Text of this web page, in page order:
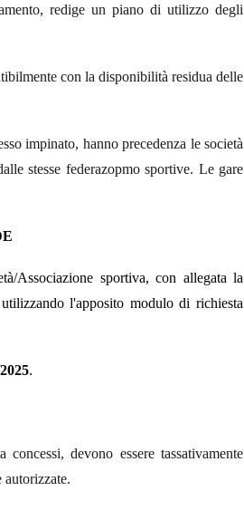
redige un piano di utilizzo degli
con la disponibilità residua delle
impinato, hanno precedenza le società
stesse federazopmo sportive. Le gare
Associazione sportiva, con allegata la
l'apposito modulo di richiesta
.
devono essere tassativamente
autorizzate.